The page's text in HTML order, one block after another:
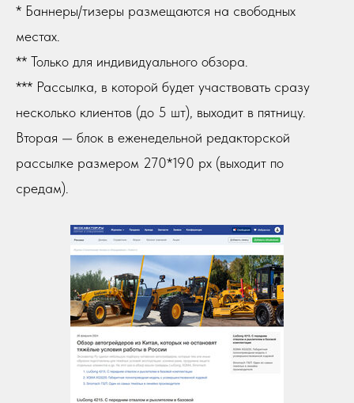
* Баннеры/тизеры размещаются на свободных
местах.
** Только для индивидуального обзора.
*** Рассылка, в которой будет участвовать сразу
несколько клиентов (до 5 шт), выходит в пятницу.
Вторая — блок в еженедельной редакторской
рассылке размером 270*190 px (выходит по
средам).